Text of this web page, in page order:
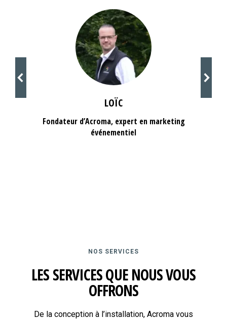
LOÏC
Fondateur d’Acroma, expert en marketing
événementiel
NOS SERVICES
LES SERVICES QUE NOUS VOUS
OFFRONS
De la conception à l’installation, Acroma vous